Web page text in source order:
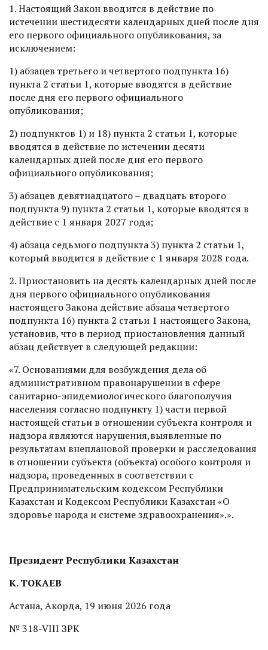
1. Настоящий Закон вводится в действие по
истечении шестидесяти календарных дней после дня
его первого официального опубликования, за
исключением:
1) абзацев третьего и четвертого подпункта 16)
пункта 2 статьи 1, которые вводятся в действие
после дня его первого официального
опубликования;
2) подпунктов 1) и 18) пункта 2 статьи 1, которые
вводятся в действие по истечении десяти
календарных дней после дня его первого
официального опубликования;
3) абзацев девятнадцатого – двадцать второго
подпункта 9) пункта 2 статьи 1, которые вводятся в
действие с 1 января 2027 года;
4) абзаца седьмого подпункта 3) пункта 2 статьи 1,
который вводится в действие с 1 января 2028 года.
2. Приостановить на десять календарных дней после
дня первого официального опубликования
настоящего Закона действие абзаца четвертого
подпункта 16) пункта 2 статьи 1 настоящего Закона,
установив, что в период приостановления данный
абзац действует в следующей редакции:
«7. Основаниями для возбуждения дела об
административном правонарушении в сфере
санитарно-эпидемиологического благополучия
населения согласно подпункту 1) части первой
настоящей статьи в отношении субъекта контроля и
надзора являются нарушения,выявленные по
результатам внеплановой проверки и расследования
в отношении субъекта (объекта) особого контроля и
надзора, проведенных в соответствии с
Предпринимательским кодексом Республики
Казахстан и Кодексом Республики Казахстан «О
здоровье народа и системе здравоохранения».».
Президент Республики Казахстан
К. ТОКАЕВ
Астана, Акорда, 19 июня 2026 года
№ 318-VІIІ ЗРК